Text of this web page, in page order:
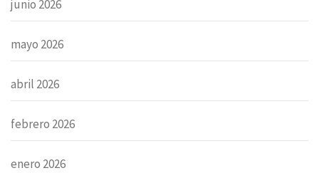
junio 2026
mayo 2026
abril 2026
febrero 2026
enero 2026